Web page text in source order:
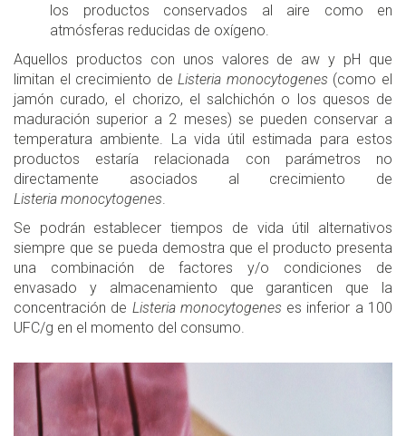
los productos conservados al aire como en
atmósferas reducidas de oxígeno.
Aquellos productos con unos valores de aw y pH que
limitan el crecimiento deListeria monocytogenes (como el
jamón curado, el chorizo, el salchichón o los quesos de
maduración superior a 2 meses) se pueden conservar a
temperatura ambiente. La vida útil estimada para estos
productos estaría relacionada con parámetros no
directamente asociados al crecimiento de
Listeria monocytogenes.
Se podrán establecer tiempos de vida útil alternativos
siempre que se pueda demostra que el producto presenta
una combinación de factores y/o condiciones de
envasado y almacenamiento que garanticen que la
concentración de Listeria monocytogenes es inferior a 100
UFC/g en el momento del consumo.